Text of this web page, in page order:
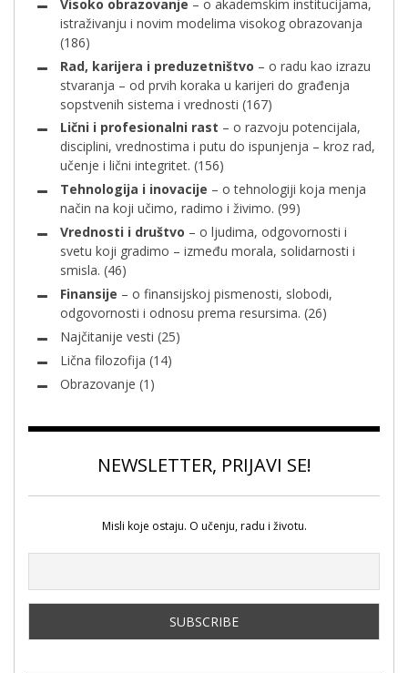
Visoko obrazovanje – o akademskim institucijama,
istraživanju i novim modelima visokog obrazovanja
(186)
Rad, karijera i preduzetništvo – o radu kao izrazu
stvaranja – od prvih koraka u karijeri do građenja
sopstvenih sistema i vrednosti (167)
Lični i profesionalni rast – o razvoju potencijala,
disciplini, vrednostima i putu do ispunjenja – kroz rad,
učenje i lični integritet. (156)
Tehnologija i inovacije – o tehnologiji koja menja
način na koji učimo, radimo i živimo. (99)
Vrednosti i društvo – o ljudima, odgovornosti i
svetu koji gradimo – između morala, solidarnosti i
smisla. (46)
Finansije – o finansijskoj pismenosti, slobodi,
odgovornosti i odnosu prema resursima. (26)
Najčitanije vesti (25)
Lična filozofija (14)
Obrazovanje (1)
NEWSLETTER, PRIJAVI SE!
Misli koje ostaju. O učenju, radu i životu.